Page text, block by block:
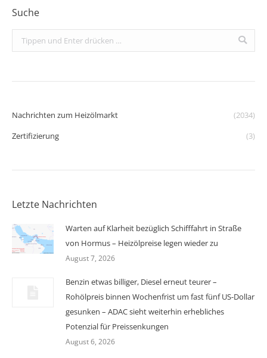
Suche
Search:
Nachrichten zum Heizölmarkt
(2034)
Zertifizierung
(3)
Letzte Nachrichten
Warten auf Klarheit bezüglich Schifffahrt in Straße
von Hormus – Heizölpreise legen wieder zu
August 7, 2026
Benzin etwas billiger, Diesel erneut teurer –
Rohölpreis binnen Wochenfrist um fast fünf US-Dollar
gesunken – ADAC sieht weiterhin erhebliches
Potenzial für Preissenkungen
August 6, 2026